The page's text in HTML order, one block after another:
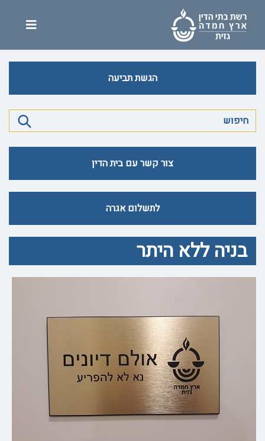
הגשת תביעה
צור קשר עם בית הדין
לתשלום אגרה
בניה ללא היתר